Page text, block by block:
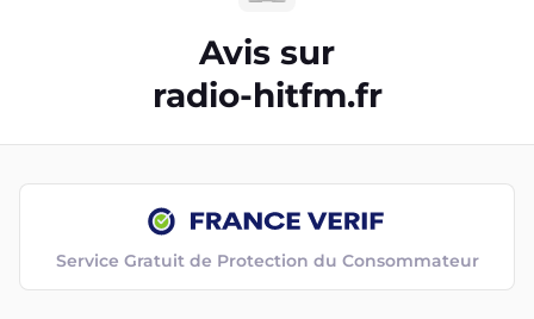
Avis sur
radio-hitfm.fr
Service Gratuit de Protection du Consommateur